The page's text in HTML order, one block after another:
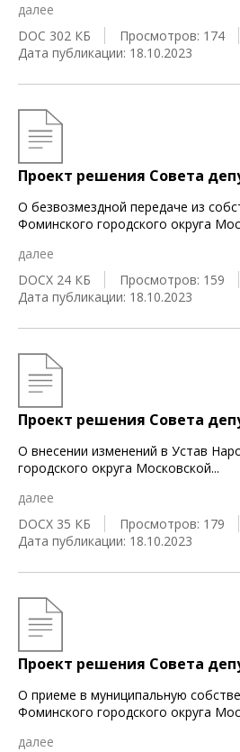
далее
DOC 302 КБ
Просмотров: 174
Дата публикации: 18.10.2023
Проект решения Совета
О безвозмездной передаче из
Фоминского городского округа
далее
DOCX 24 КБ
Просмотров: 159
Дата публикации: 18.10.2023
Проект решения Совета
О внесении изменений в Устав
городского округа Московской...
далее
DOCX 35 КБ
Просмотров: 179
Дата публикации: 18.10.2023
Проект решения Совета
О приеме в муниципальную
Фоминского городского округа
далее